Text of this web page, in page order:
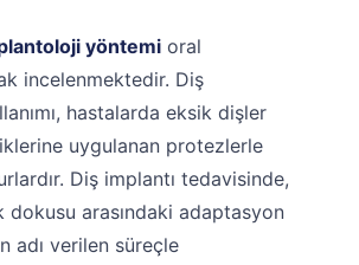
yöntemi oral
incelenmektedir. Diş
hastalarda eksik dişler
uygulanan protezlerle
Diş implantı tedavisinde,
dokusu arasındaki adaptasyon
adı verilen süreçle